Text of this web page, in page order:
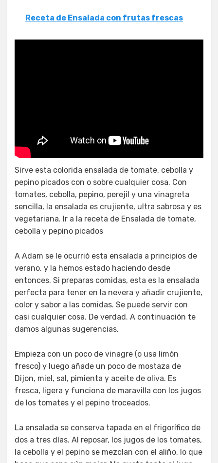
Receta de Ensalada con frutas frescas
tomate con mayonesa
Sirve esta colorida ensalada de tomate, cebolla y
pepino picados con o sobre cualquier cosa. Con
tomates, cebolla, pepino, perejil y una vinagreta
sencilla, la ensalada es crujiente, ultra sabrosa y es
vegetariana. Ir a la receta de Ensalada de tomate,
cebolla y pepino picados
A Adam se le ocurrió esta ensalada a principios de
verano, y la hemos estado haciendo desde
entonces. Si preparas comidas, esta es la ensalada
perfecta para tener en la nevera y añadir crujiente,
color y sabor a las comidas. Se puede servir con
casi cualquier cosa. De verdad. A continuación te
damos algunas sugerencias.
Empieza con un poco de vinagre (o usa limón
fresco) y luego añade un poco de mostaza de
Dijon, miel, sal, pimienta y aceite de oliva. Es
fresca, ligera y funciona de maravilla con los jugos
de los tomates y el pepino troceados.
La ensalada se conserva tapada en el frigorífico de
dos a tres días. Al reposar, los jugos de los tomates,
la cebolla y el pepino se mezclan con el aliño, lo que